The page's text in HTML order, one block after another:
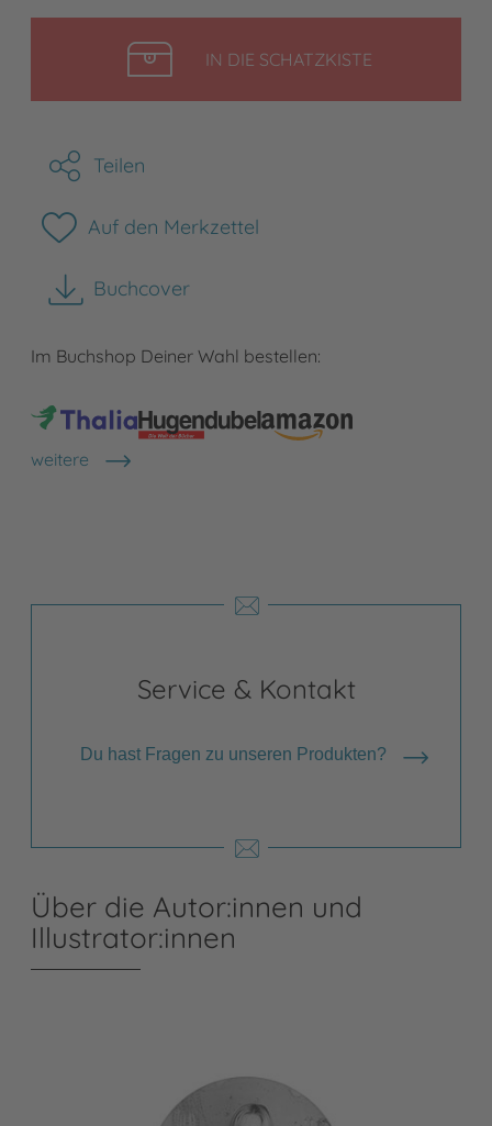
IN DIE SCHATZKISTELEGEN
Teilen
Auf den Merkzettel
Buchcover
herunterladen
Im Buchshop Deiner Wahl bestellen:
weitere
Shops anzeigen
Service & Kontakt
Du hast Fragen zu unseren Produkten?
Über die Autor:innen und
Illustrator:innen